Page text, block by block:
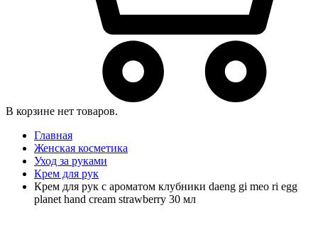
В корзине нет товаров.
Главная
Женская косметика
Уход за руками
Крем для рук
Крем для рук с ароматом клубники daeng gi meo ri egg
planet hand cream strawberry 30 мл